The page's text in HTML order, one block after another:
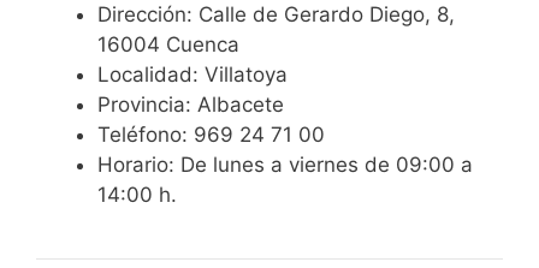
Dirección: Calle de Gerardo Diego, 8,
16004 Cuenca
Localidad: Villatoya
Provincia: Albacete
Teléfono: 969 24 71 00
Horario: De lunes a viernes de 09:00 a
14:00 h.